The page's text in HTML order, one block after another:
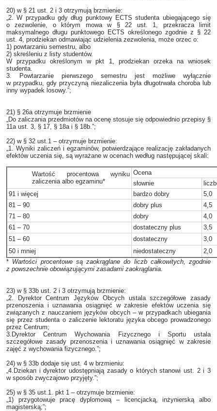
20) w § 21 ust. 2 i 3 otrzymują brzmienie:
„2. W przypadku gdy dług punktowy ECTS studenta ubiegającego się
o zezwolenie, o którym mowa w § 22 ust. 1, przekracza limit
maksymalnego długu punktowego ECTS określonego zgodnie z § 22
ust. 4, prodziekan odmawiając udzielenia zezwolenia, może orzec o:
1) powtarzaniu semestru, albo
2) skreśleniu z listy studentów.
W przypadku określonym w pkt 1, prodziekan orzeka na wniosek
studenta.
3. Powtarzanie pierwszego semestru jest możliwe wyłącznie
w przypadku, gdy przyczyną niezaliczenia była długotrwała choroba lub
inny wypadek losowy.”;
21) § 26a otrzymuje brzmienie
„Do zaliczania przedmiotów na ocenę stosuje się odpowiednio przepisy §
11a ust. 3, § 17, § 18a i § 18b.”;
22) w § 32 ust.1 – otrzymuje brzmienie:
„1. Wyniki zaliczeń i egzaminów, potwierdzające realizację zakładanych
efektów uczenia się, są wyrażane w ocenach według następującej skali:
Wartość procentowa wyniku
zaliczenia albo egzaminu*
Ocena
słownie
91 i więcej
bardzo dobry
5,0
81 – 90
dobry plus
4,5
71 – 80
dobry
4,0
61 – 70
dostateczny plus
3,5
51 – 60
dostateczny
3,0
50 i mniej
niedostateczny
2,0
* Wartości procentowe są zaokrąglane do liczb całkowitych, zgodnie
z powszechnie obowiązującymi zasadami zaokrąglania.
23) w § 33b ust. 2 i 3 otrzymują brzmienie:
„2. Dyrektor Centrum Języków Obcych ustala szczegółowe zasady
przenoszenia i uznawania osiągnięć w zakresie efektów uczenia się
związanych z nauczaniem języków obcych – w przypadkach ubiegania
się przez studenta o zaliczenie lektoratu języka obcego prowadzonego
przez Centrum;
3.Dyrektor Centrum Wychowania Fizycznego i Sportu ustala
szczegółowe zasady przenoszenia i uznawania osiągnięć w zakresie
zajęć z wychowania fizycznego.”;
24) w § 33b dodaje się ust. 4 w brzmieniu:
„4.Dziekan i dyrektor udostępniają zasady o których stanowi ust. 2 i 3
w sposób zwyczajowo przyjęty.”;
25) w § 35 ust.1. pkt 1 – otrzymuje brzmienie:
„1) przygotowuje pracę dyplomową – licencjacką, inżynierską albo
magisterską;”;